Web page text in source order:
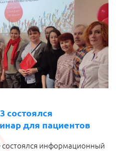
состоялся
для пациентов
информационный